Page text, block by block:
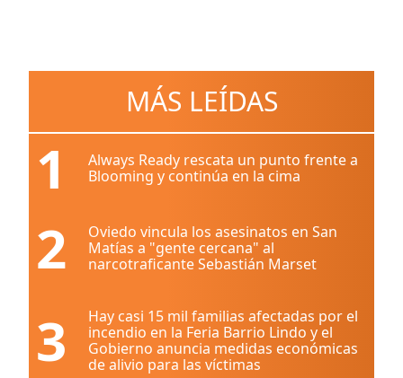
MÁS LEÍDAS
1
Always Ready rescata un punto frente a
Blooming y continúa en la cima
2
Oviedo vincula los asesinatos en San
Matías a "gente cercana" al
narcotraficante Sebastián Marset
3
Hay casi 15 mil familias afectadas por el
incendio en la Feria Barrio Lindo y el
Gobierno anuncia medidas económicas
de alivio para las víctimas